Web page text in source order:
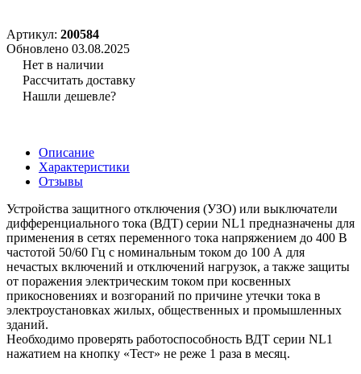
Артикул: 200584
Обновлено 03.08.2025
Нет в наличии
Рассчитать доставку
Нашли дешевле?
Описание
Характеристики
Отзывы
Устройства защитного отключения (УЗО) или выключатели
дифференциального тока (ВДТ) серии NL1 предназначены для
применения в сетях переменного тока напряжением до 400 В
частотой 50/60 Гц с номинальным током до 100 А для
нечастых включений и отключений нагрузок, а также защиты
от поражения электрическим током при косвенных
прикосновениях и возгораний по причине утечки тока в
электроустановках жилых, общественных и промышленных
зданий.
Необходимо проверять работоспособность ВДТ серии NL1
нажатием на кнопку «Тест» не реже 1 раза в месяц.